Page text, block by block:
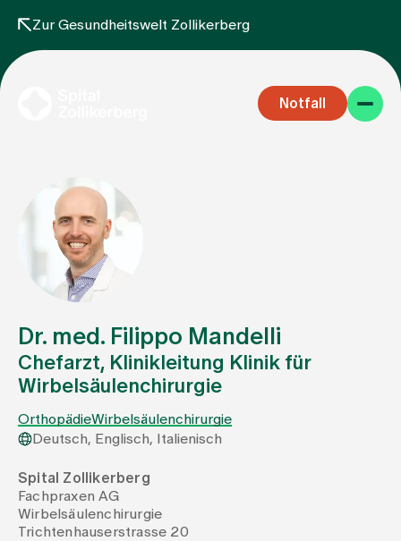
Zur Gesundheitswelt Zollikerberg
Notfall
Fachbereiche
Aufenthalt
Team
Zuweisende
Events
Dr. med. Filippo Mandelli
Chefarzt, Klinikleitung Klinik für
Wirbelsäulenchirurgie
OrthopädieWirbelsäulenchirurgie
Deutsch, Englisch, Italienisch
Spital Zollikerberg
Fachpraxen AG
Wirbelsäulenchirurgie
Trichtenhauserstrasse 20